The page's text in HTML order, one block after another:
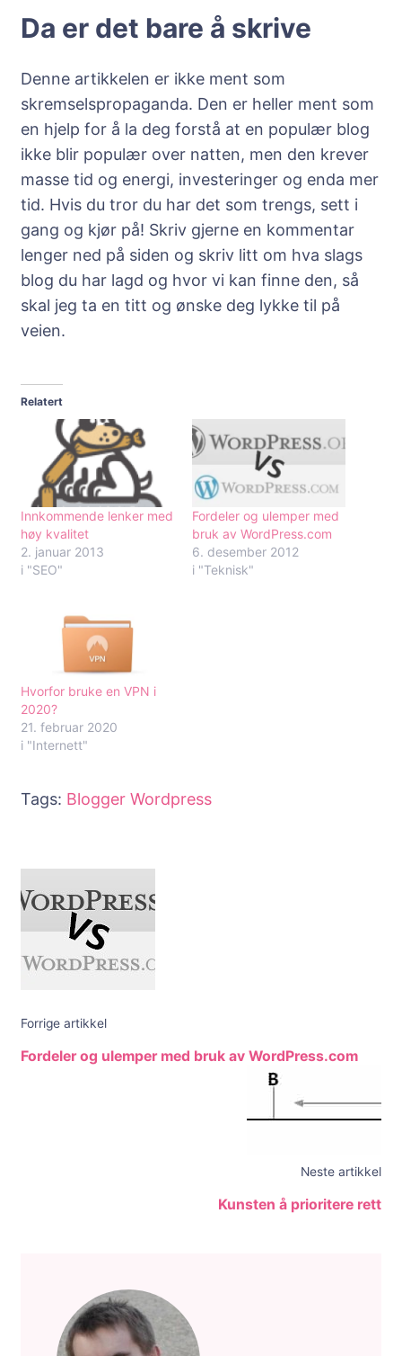
Da er det bare å skrive
Denne artikkelen er ikke ment som
skremselspropaganda. Den er heller ment som
en hjelp for å la deg forstå at en populær blog
ikke blir populær over natten, men den krever
masse tid og energi, investeringer og enda mer
tid. Hvis du tror du har det som trengs, sett i
gang og kjør på! Skriv gjerne en kommentar
lenger ned på siden og skriv litt om hva slags
blog du har lagd og hvor vi kan finne den, så
skal jeg ta en titt og ønske deg lykke til på
veien.
Relatert
Innkommende lenker med
høy kvalitet
2. januar 2013
i "SEO"
Fordeler og ulemper med
bruk av WordPress.com
6. desember 2012
i "Teknisk"
Hvorfor bruke en VPN i
2020?
21. februar 2020
i "Internett"
Tags: Blogger Wordpress
Innleggsnavigering
Forrige artikkel
Fordeler og ulemper med bruk av WordPress.com
Neste artikkel
Kunsten å prioritere rett